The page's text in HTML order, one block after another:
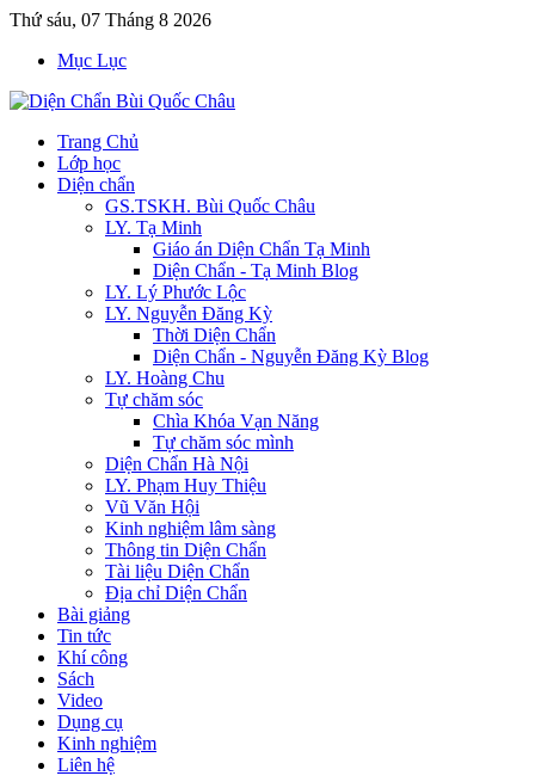
Thứ sáu, 07 Tháng 8 2026
Mục Lục
Trang Chủ
Lớp học
Diện chẩn
GS.TSKH. Bùi Quốc Châu
LY. Tạ Minh
Giáo án Diện Chẩn Tạ Minh
Diện Chẩn - Tạ Minh Blog
LY. Lý Phước Lộc
LY. Nguyễn Đăng Kỳ
Thời Diện Chẩn
Diện Chẩn - Nguyễn Đăng Kỳ Blog
LY. Hoàng Chu
Tự chăm sóc
Chìa Khóa Vạn Năng
Tự chăm sóc mình
Diện Chẩn Hà Nội
LY. Phạm Huy Thiệu
Vũ Văn Hội
Kinh nghiệm lâm sàng
Thông tin Diện Chẩn
Tài liệu Diện Chẩn
Địa chỉ Diện Chẩn
Bài giảng
Tin tức
Khí công
Sách
Video
Dụng cụ
Kinh nghiệm
Liên hệ